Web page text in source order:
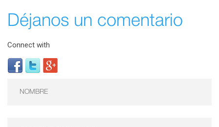
Déjanos un comentario
Connect with